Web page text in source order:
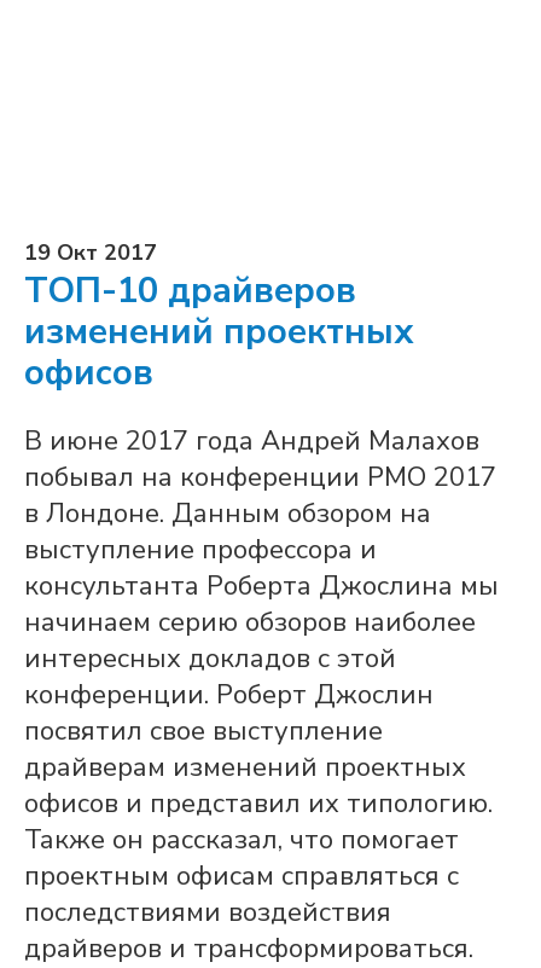
19 Окт 2017
ТОП-10 драйверов
изменений проектных
офисов
В июне 2017 года Андрей Малахов
побывал на конференции PMO 2017
в Лондоне. Данным обзором на
выступление профессора и
консультанта Роберта Джослина мы
начинаем серию обзоров наиболее
интересных докладов с этой
конференции. Роберт Джослин
посвятил свое выступление
драйверам изменений проектных
офисов и представил их типологию.
Также он рассказал, что помогает
проектным офисам справляться с
последствиями воздействия
драйверов и трансформироваться.